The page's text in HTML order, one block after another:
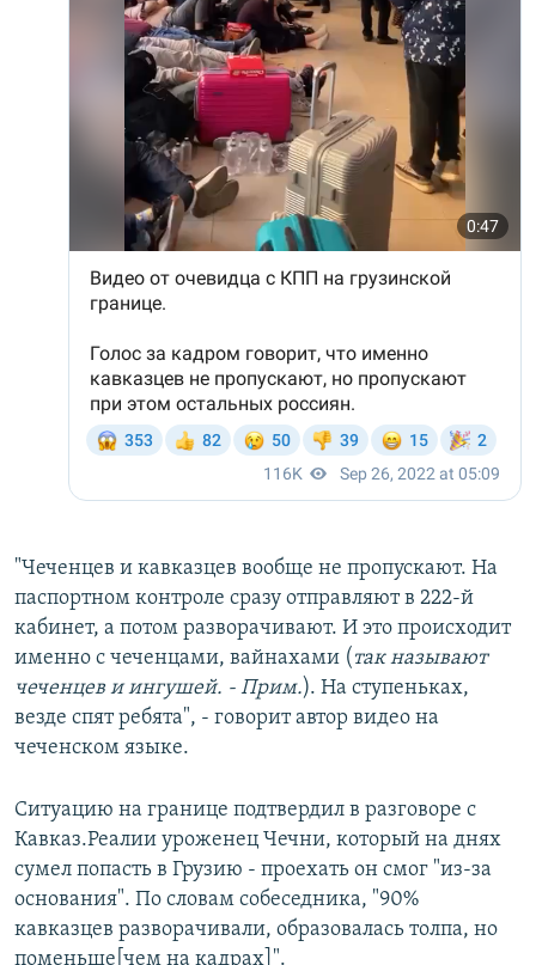
"Чеченцев и кавказцев вообще не пропускают. На
паспортном контроле сразу отправляют в 222-й
кабинет, а потом разворачивают. И это происходит
именно с чеченцами, вайнахами ( так называют
чеченцев и ингушей. - Прим.). На ступеньках,
везде спят ребята", - говорит автор видео на
чеченском языке.
Ситуацию на границе подтвердил в разговоре с
Кавказ.Реалии уроженец Чечни, который на днях
сумел попасть в Грузию - проехать он смог "из-за
основания". По словам собеседника, "90%
кавказцев разворачивали, образовалась толпа, но
поменьше[чем на кадрах]".